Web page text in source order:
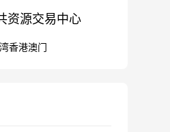
资源交易中心
香港澳门